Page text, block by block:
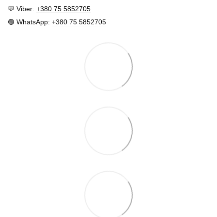
💬 Viber: +380 75 5852705
🟢 WhatsApp: +380 75 5852705